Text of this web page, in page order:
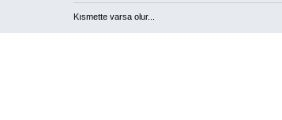
Kısmette varsa olur...